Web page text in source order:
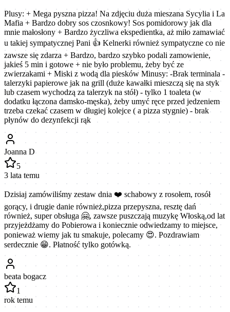
Plusy: + Mega pyszna pizza! Na zdjęciu duża mieszana Sycylia i La
Mafia + Bardzo dobry sos czosnkowy! Sos pomidorowy jak dla
mnie małosłony + Bardzo życzliwa ekspedientka, aż miło zamawiać
u takiej sympatycznej Pani 👍 Kelnerki również sympatyczne co nie
zawsze się zdarza + Bardzo, bardzo szybko podali zamowienie,
jakieś 5 min i gotowe + nie było problemu, żeby być ze
zwierzakami + Miski z wodą dla piesków Minusy: -Brak terminala -
talerzyki papierowe jak na grill (duże kawałki mieszczą się na styk
lub czasem wychodzą za talerzyk na stół) - tylko 1 toaleta (w
dodatku łączona damsko-męska), żeby umyć ręce przed jedzeniem
trzeba czekać czasem w długiej kolejce ( a pizza stygnie) - brak
płynów do dezynfekcji rąk
Joanna D
5
3 lata temu
Dzisiaj zamówiliśmy zestaw dnia ❤️ schabowy z rosołem, rosół
gorący, i drugie danie również,pizza przepyszna, resztę dań
również, super obsługa 🤗, zawsze puszczają muzykę Włoską,od lat
przyjeżdżamy do Pobierowa i koniecznie odwiedzamy to miejsce,
ponieważ wiemy jak tu smakuje, polecamy 😍. Pozdrawiam
serdecznie 😁. Płatność tylko gotówką.
beata bogacz
1
rok temu